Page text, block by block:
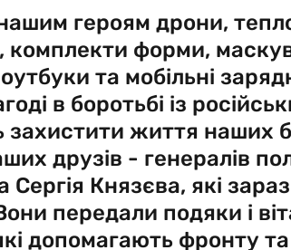
героям дрони,
комплекти форми,
та мобільні
в боротьбі із
життя наших
друзів - генералів
Князєва, які
передали подяки і
допомагають фронту